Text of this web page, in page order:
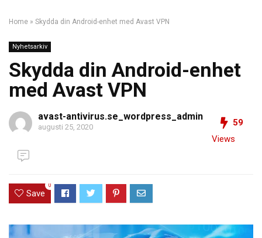
Home » Skydda din Android-enhet med Avast VPN
Nyhetsarkiv
Skydda din Android-enhet
med Avast VPN
avast-antivirus.se_wordpress_admin
augusti 25, 2020
59
Views
Save
0